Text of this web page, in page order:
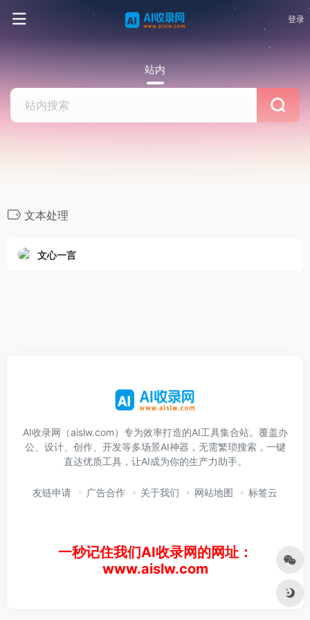
登录
站内
文本处理
文心一言
AI收录网（aislw.com）专为效率打造的AI工具集合站。覆盖办
公、设计、创作、开发等多场景AI神器，无需繁琐搜索，一键
直达优质工具，让AI成为你的生产力助手。
友链申请 广告合作 关于我们 网站地图 标签云
一秒记住我们AI收录网的网址：
www.aislw.com